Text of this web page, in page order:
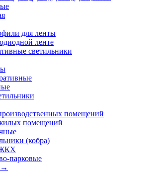
для ленты
ленте
светильники
помещений
помещений
(кобра)
ЖКХ
парковые
→